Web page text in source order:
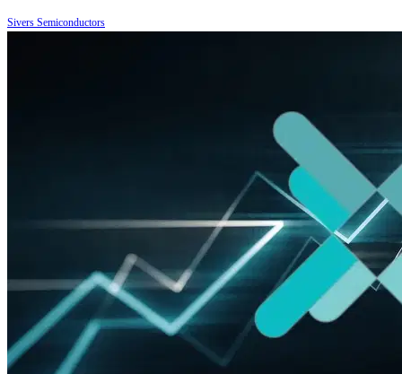
Sivers Semiconductors